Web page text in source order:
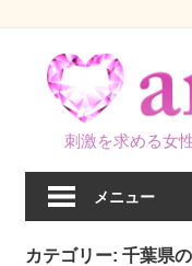
刺激を求める女
メニュー
カテゴリー: 千葉県